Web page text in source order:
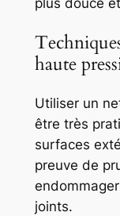
haute
Utiliser un
être très
surfaces
preuve de
joints.